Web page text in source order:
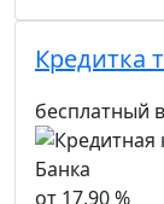
Кредитка
бесплатный
от 17,90 %